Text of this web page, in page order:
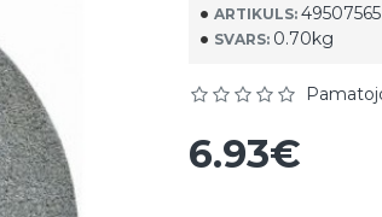
ARTIKULS: 49507565
SVARS: 0.70kg
6.93€